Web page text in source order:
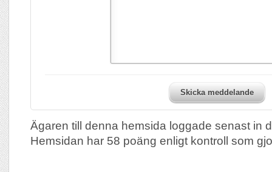
Skicka meddelande
Ägaren till denna hemsida loggade senast in
Hemsidan har 58 poäng enligt kontroll som